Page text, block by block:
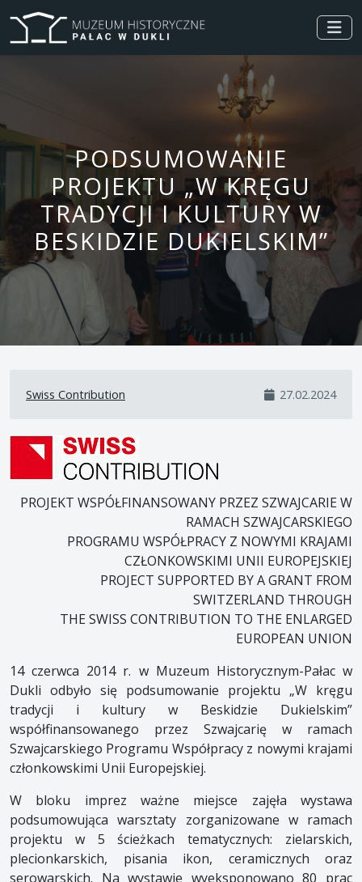
PODSUMOWANIE
PROJEKTU „W KRĘGU
TRADYCJI I KULTURY W
BESKIDZIE DUKIELSKIM”
Swiss Contribution 27.02.2024
PROJEKT WSPÓŁFINANSOWANY PRZEZ SZWAJCARIE W
RAMACH SZWAJCARSKIEGO
PROGRAMU WSPÓŁPRACY Z NOWYMI KRAJAMI
CZŁONKOWSKIMI UNII EUROPEJSKIEJ
PROJECT SUPPORTED BY A GRANT FROM
SWITZERLAND THROUGH
THE SWISS CONTRIBUTION TO THE ENLARGED
EUROPEAN UNION
14 czerwca 2014 r. w Muzeum Historycznym-Pałac w
Dukli odbyło się podsumowanie projektu „W kręgu
tradycji i kultury w Beskidzie Dukielskim”
współfinansowanego przez Szwajcarię w ramach
Szwajcarskiego Programu Współpracy z nowymi krajami
członkowskimi Unii Europejskiej.
W bloku imprez ważne miejsce zajęła wystawa
podsumowująca warsztaty zorganizowane w ramach
projektu w 5 ścieżkach tematycznych: zielarskich,
plecionkarskich, pisania ikon, ceramicznych oraz
serowarskich. Na wystawie wyeksponowano 80 prac